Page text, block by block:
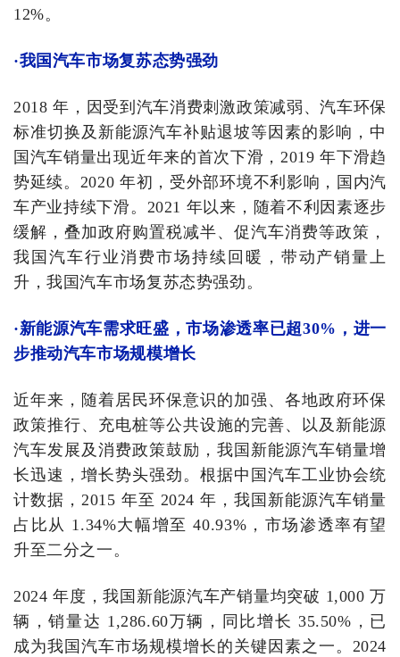
12%。
·我国汽车市场复苏态势强劲
2018 年，因受到汽车消费刺激政策减弱、汽车环保
标准切换及新能源汽车补贴退坡等因素的影响，中
国汽车销量出现近年来的首次下滑，2019 年下滑趋
势延续。2020 年初，受外部环境不利影响，国内汽
车产业持续下滑。2021 年以来，随着不利因素逐步
缓解，叠加政府购置税减半、促汽车消费等政策，
我国汽车行业消费市场持续回暖，带动产销量上
升，我国汽车市场复苏态势强劲。
·新能源汽车需求旺盛，市场渗透率已超30%，进一
步推动汽车市场规模增长
近年来，随着居民环保意识的加强、各地政府环保
政策推行、充电桩等公共设施的完善、以及新能源
汽车发展及消费政策鼓励，我国新能源汽车销量增
长迅速，增长势头强劲。根据中国汽车工业协会统
计数据，2015 年至 2024 年，我国新能源汽车销量
占比从 1.34%大幅增至 40.93%，市场渗透率有望
升至二分之一。
2024 年度，我国新能源汽车产销量均突破 1,000 万
辆，销量达 1,286.60万辆，同比增长 35.50%，已
成为我国汽车市场规模增长的关键因素之一。2024